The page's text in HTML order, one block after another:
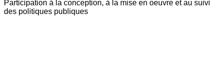
Participation à la conception, à la mise en oeuvre et au suivi
des politiques publiques